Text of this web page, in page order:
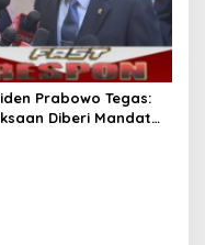
Prabowo Tegas:
Diberi Mandat